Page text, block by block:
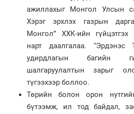
ажиллахыг Монгол Улсын
Хэрэг эрхлэх газрын
Монгол” ХХК-ийн гүйцэтгэх
нарт даалгалаа. “Эрдэнэс
удирдлагын багийн
шалгаруулалтын зарыг
түгээхээр боллоо.
Төрийн болон орон
бүтээмж, ил тод байдал,